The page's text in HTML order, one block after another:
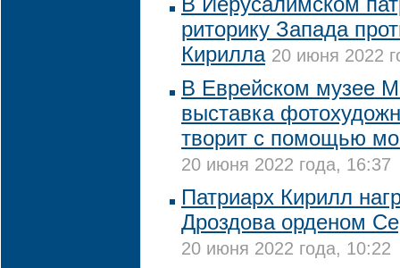
риторику Запада
Кирилла 20 июня 2022
В Еврейском музее
выставка
творит с помощью
20 июня 2022 года, 16:37
Патриарх Кирилл
Дроздова орденом
20 июня 2022 года, 10:22